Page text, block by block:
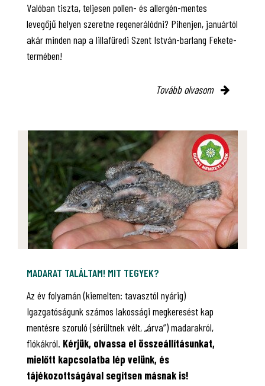
Valóban tiszta, teljesen pollen- és allergén-mentes
levegőjű helyen szeretne regenerálódni? Pihenjen, januártól
akár minden nap a lillafüredi Szent István-barlang Fekete-
termében!
Tovább olvasom
MADARAT TALÁLTAM! MIT TEGYEK?
Az év folyamán (kiemelten: tavasztól nyárig)
Igazgatóságunk számos lakossági megkeresést kap
mentésre szoruló (sérültnek vélt, „árva”) madarakról,
fiókákról. Kérjük, olvassa el összeállításunkat,
mielőtt kapcsolatba lép velünk, és
tájékozottságával segítsen másnak is!